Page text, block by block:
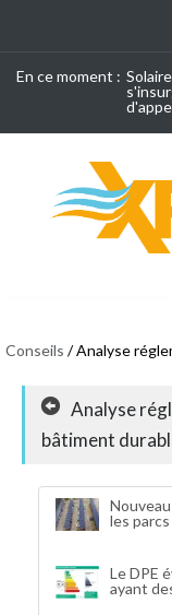
En ce moment :
Conseils / Analyse
Analyse
bâtiment
les
Le DPE
ayant